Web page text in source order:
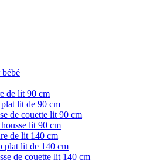
de lit 90 cm
lit de 90 cm
de couette lit 90 cm
lit 90 cm
de lit 140 cm
plat lit de 140 cm
de couette lit 140 cm